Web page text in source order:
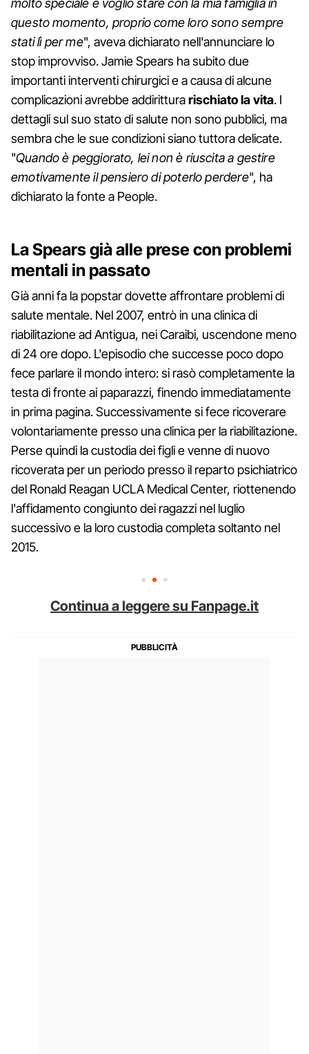
molto speciale e voglio stare con la mia famiglia in
questo momento, proprio come loro sono sempre
stati lì per me", aveva dichiarato nell'annunciare lo
stop improvviso. Jamie Spears ha subito due
importanti interventi chirurgici e a causa di alcune
complicazioni avrebbe addiritturarischiato la vita. I
dettagli sul suo stato di salute non sono pubblici, ma
sembra che le sue condizioni siano tuttora delicate.
"Quando è peggiorato, lei non è riuscita a gestire
emotivamente il pensiero di poterlo perdere", ha
dichiarato la fonte a People.
La Spears già alle prese con problemi
mentali in passato
Già anni fa la popstar dovette affrontare problemi di
salute mentale. Nel 2007, entrò in una clinica di
riabilitazione ad Antigua, nei Caraibi, uscendone meno
di 24 ore dopo. L'episodio che successe poco dopo
fece parlare il mondo intero: si rasò completamente la
testa di fronte ai paparazzi, finendo immediatamente
in prima pagina. Successivamente si fece ricoverare
volontariamente presso una clinica per la riabilitazione.
Perse quindi la custodia dei figli e venne di nuovo
ricoverata per un periodo presso il reparto psichiatrico
del Ronald Reagan UCLA Medical Center, riottenendo
l'affidamento congiunto dei ragazzi nel luglio
successivo e la loro custodia completa soltanto nel
2015.
Continua a leggere su Fanpage.it